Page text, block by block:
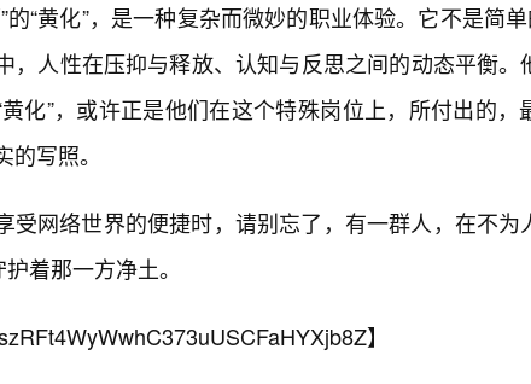
的“黄化”，是一种复杂而微妙的职业体验。它不是简
，人性在压抑与释放、认知与反思之间的动态平衡。
化”，或许正是他们在这个特殊岗位上，所付出的，
写照。
受网络世界的便捷时，请别忘了，有一群人，在不
着那一方净土。
】